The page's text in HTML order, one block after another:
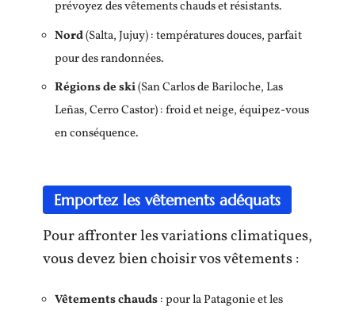
prévoyez des vêtements chauds et résistants.
Nord(Salta, Jujuy) : températures douces, parfait
pour des randonnées.
Régions de ski(San Carlos de Bariloche, Las
Leñas, Cerro Castor) : froid et neige, équipez-vous
en conséquence.
Emportez les vêtements adéquats
Pour affronter les variations climatiques,
vous devez bien choisir vos vêtements :
Vêtements chauds: pour la Patagonie et les